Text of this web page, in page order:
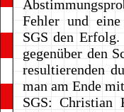
Fehler und eine
SGS den
gegenüber den
resultierenden
man am Ende
SGS: Christian